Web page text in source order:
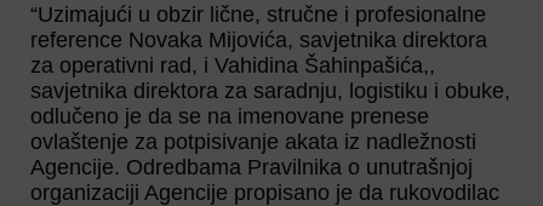
“Uzimajući u obzir lične, stručne i profesionalne
reference Novaka Mijovića, savjetnika direktora
za operativni rad, i Vahidina Šahinpašića,,
savjetnika direktora za saradnju, logistiku i obuke,
odlučeno je da se na imenovane prenese
ovlaštenje za potpisivanje akata iz nadležnosti
Agencije. Odredbama Pravilnika o unutrašnjoj
organizaciji Agencije propisano je da rukovodilac